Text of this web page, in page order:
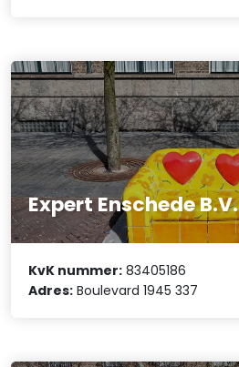
Expert Enschede B.V.
KvK nummer: 83405186
Adres: Boulevard 1945 337